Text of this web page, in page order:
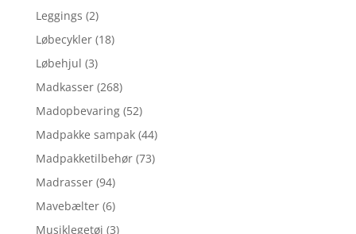
Leggings (2)
Løbecykler (18)
Løbehjul (3)
Madkasser (268)
Madopbevaring (52)
Madpakke sampak (44)
Madpakketilbehør (73)
Madrasser (94)
Mavebælter (6)
Musiklegetøj (3)